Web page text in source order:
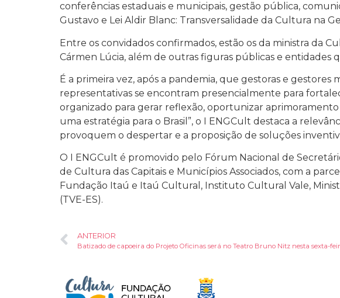
conferências estaduais e municipais, gestão pública,
Gustavo e Lei Aldir Blanc: Transversalidade da Cultura na
Entre os convidados confirmados, estão os da ministra da
Cármen Lúcia, além de outras figuras públicas e entidades
É a primeira vez, após a pandemia, que gestoras e
representativas se encontram presencialmente para
organizado para gerar reflexão, oportunizar
uma estratégia para o Brasil”, o I ENGCult destaca a
provoquem o despertar e a proposição de soluções
O I ENGCult é promovido pelo Fórum Nacional de
de Cultura das Capitais e Municípios Associados, com a
Fundação Itaú e Itaú Cultural, Instituto Cultural Vale,
(TVE-ES).
ANTERIOR
Batizado de capoeira do Projeto Oficinas será no Teatro Bruno Nitz nesta sexta-